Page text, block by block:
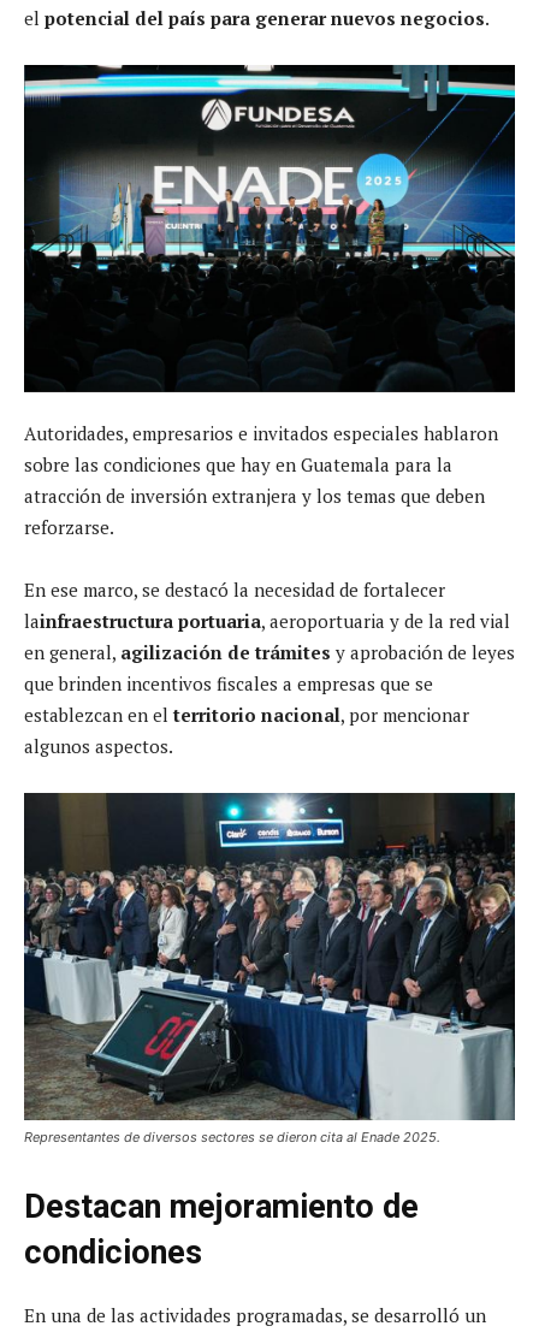
el potencial del país para generar nuevos negocios.
Autoridades, empresarios e invitados especiales hablaron
sobre las condiciones que hay en Guatemala para la
atracción de inversión extranjera y los temas que deben
reforzarse.
En ese marco, se destacó la necesidad de fortalecer
lainfraestructura portuaria, aeroportuaria y de la red vial
en general, agilización de trámites y aprobación de leyes
que brinden incentivos fiscales a empresas que se
establezcan en elterritorio nacional, por mencionar
algunos aspectos.
Representantes de diversos sectores se dieron cita al Enade 2025.
Destacan mejoramiento de
condiciones
En una de las actividades programadas, se desarrolló un